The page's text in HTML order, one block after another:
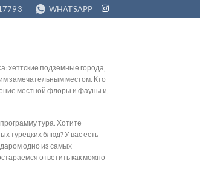
WHATSAPP
хеттские подземные города,
замечательным местом. Кто
местной флоры и фауны и,
тура. Хотите
турецких блюд? У вас есть
одно из самых
ответить как можно